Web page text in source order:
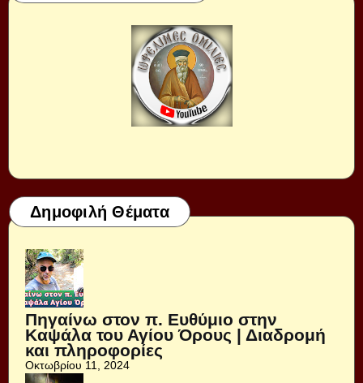
Δημοφιλή Θέματα
Πηγαίνω στον π. Ευθύμιο στην
Καψάλα του Αγίου Όρους | Διαδρομή
και πληροφορίες
Οκτωβρίου 11, 2024